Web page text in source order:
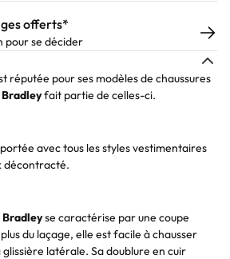
offerts*
pour se décider
réputée pour ses modèles de chaussures
Bradleyfait partie de celles-ci.
avec tous les styles vestimentaires
décontracté.
Bradleyse caractérise par une coupe
du laçage, elle est facile à chausser
latérale. Sa doublure en cuir